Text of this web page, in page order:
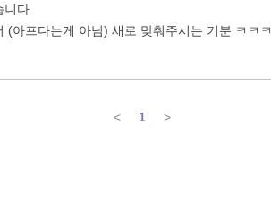
니다
(아프다는게 아님) 새로 맞춰주시는 기분 ㅋㅋㅋ
< 1 >